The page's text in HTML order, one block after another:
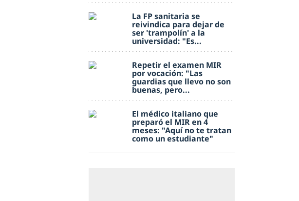
La FP sanitaria se
reivindica para dejar de
ser 'trampolín' a la
universidad: "Es...
Repetir el examen MIR
por vocación: "Las
guardias que llevo no son
buenas, pero...
El médico italiano que
preparó el MIR en 4
meses: "Aquí no te tratan
como un estudiante"